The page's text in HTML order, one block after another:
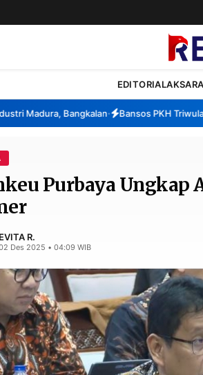
EDITORIALAKSARA
Madura, Bangkalan• Bansos PKH Triwulan III
Purbaya Ungkap
EVITA R.
Des 2025 • 04:09 WIB